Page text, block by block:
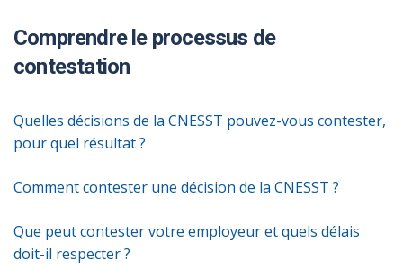
Comprendre le processus de
contestation
Quelles décisions de la CNESST pouvez-vous contester,
pour quel résultat ?
Comment contester une décision de la CNESST ?
Que peut contester votre employeur et quels délais
doit-il respecter ?